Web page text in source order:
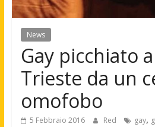
News
Gay picchiato
Trieste da un
omofobo
5 Febbraio 2016 Red gay,